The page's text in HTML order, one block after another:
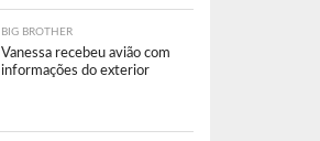
BIG BROTHER
Vanessa recebeu avião com
informações do exterior